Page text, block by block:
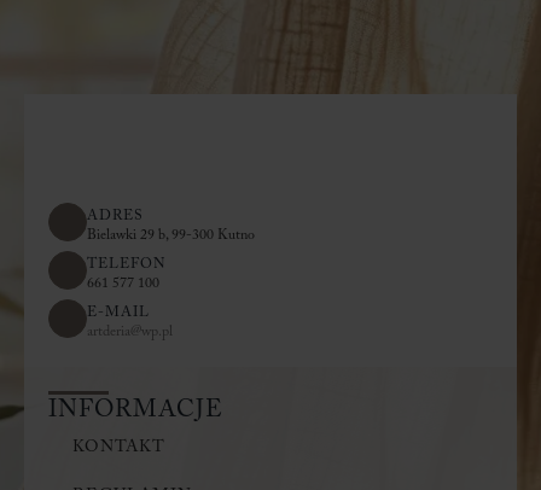
ADRES
Bielawki 29 b, 99-300 Kutno
TELEFON
661 577 100
E-MAIL
artderia@wp.pl
INFORMACJE
KONTAKT